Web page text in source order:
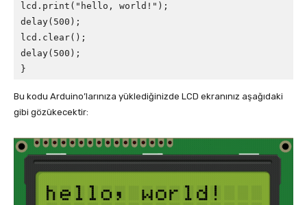
lcd.print("hello, world!");
delay(500);
lcd.clear();
delay(500);
}
Bu kodu Arduino’larınıza yüklediğinizde LCD ekranınız aşağıdaki
gibi gözükecektir: